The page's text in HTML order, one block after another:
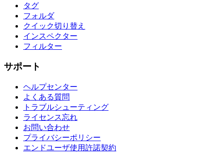
タグ
フォルダ
クイック切り替え
インスペクター
フィルター
サポート
ヘルプセンター
よくある質問
トラブルシューティング
ライセンス忘れ
お問い合わせ
プライバシーポリシー
エンドユーザ使用許諾契約